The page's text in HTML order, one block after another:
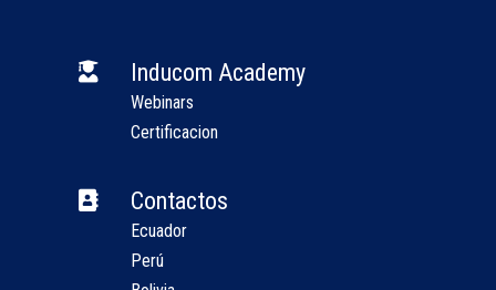
 Inducom Academy
Webinars
Certificacion
 Contactos
Ecuador
Perú